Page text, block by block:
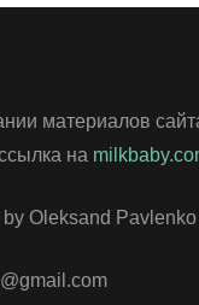
материалов
на
Oleksand Pavlenko